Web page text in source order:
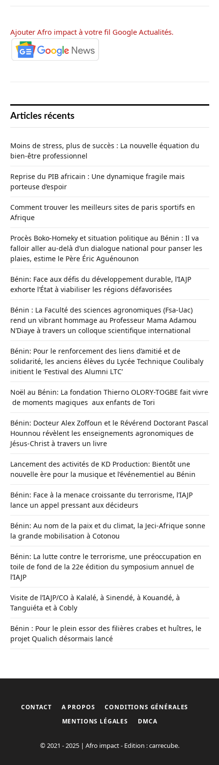
Ajouter Afro impact à votre fil Google Actualités.
Articles récents
Moins de stress, plus de succès : La nouvelle équation du
bien-être professionnel
Reprise du PIB africain : Une dynamique fragile mais
porteuse d’espoir
Comment trouver les meilleurs sites de paris sportifs en
Afrique
Procès Boko-Homeky et situation politique au Bénin : Il va
falloir aller au-delà d’un dialogue national pour panser les
plaies, estime le Père Éric Aguénounon
Bénin: Face aux défis du développement durable, l’IAJP
exhorte l’État à viabiliser les régions défavorisées
Bénin : La Faculté des sciences agronomiques (Fsa-Uac)
rend un vibrant hommage au Professeur Mama Adamou
N’Diaye à travers un colloque scientifique international
Bénin: Pour le renforcement des liens d’amitié et de
solidarité, les anciens élèves du Lycée Technique Coulibaly
initient le ‘Festival des Alumni LTC’
Noël au Bénin: La fondation Thierno OLORY-TOGBE fait vivre
de moments magiques aux enfants de Tori
Bénin: Docteur Alex Zoffoun et le Révérend Doctorant Pascal
Hounnou révèlent les enseignements agronomiques de
Jésus-Christ à travers un livre
Lancement des activités de KD Production: Bientôt une
nouvelle ère pour la musique et l’événementiel au Bénin
Bénin: Face à la menace croissante du terrorisme, l’IAJP
lance un appel pressant aux décideurs
Bénin: Au nom de la paix et du climat, la Jeci-Afrique sonne
la grande mobilisation à Cotonou
Bénin: La lutte contre le terrorisme, une préoccupation en
toile de fond de la 22e édition du symposium annuel de
l’IAJP
Visite de l’IAJP/CO à Kalalé, à Sinendé, à Kouandé, à
Tanguiéta et à Cobly
Bénin : Pour le plein essor des filières crabes et huîtres, le
projet Qualich désormais lancé
CONTACT A PROPOS
CONDITIONS GÉNÉRALES
MENTIONS LÉGALES
DMCA
© 2021 - 2025 | Afro impact - Edition : carrecube.